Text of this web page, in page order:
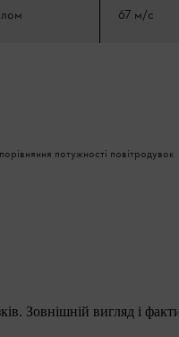
67 м/с
потужності повітродувок
Зовнішній вигляд і